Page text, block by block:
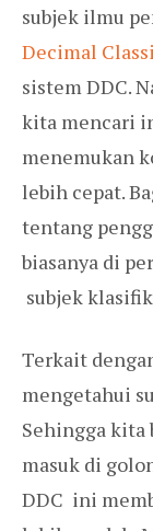
subjek ilmu
Decimal
sistem DDC.
kita mencari
menemukan
lebih cepat.
tentang
biasanya di
subjek
Terkait
mengetahui
Sehingga kita
masuk di
DDC ini